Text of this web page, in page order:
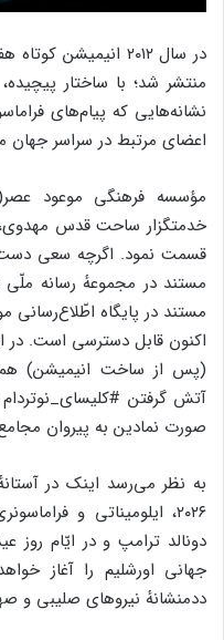
منتشر شد؛ با ساختار پیچیده،
نشانه‌هایی که پیام‌های
اعضای مرتبط در سراسر جهان
مؤسسه فرهنگی موعود
قسمت نمود. اگرچه سعی
مستند در مجموعهٔ رسانه ملّی
مستند در پایگاه اطّلاع‌رسانی
(پس از ساخت انیمیشن)
آتش گرفتن #کلیسای_نوتردام
صورت نمادین به پیروان
۲۰۲۶، ایلومیناتی و
دونالد ترامپ و در ایّام روز
جهانی اورشلیم را آغاز
ددمنشانهٔ نیروهای صلیبی و